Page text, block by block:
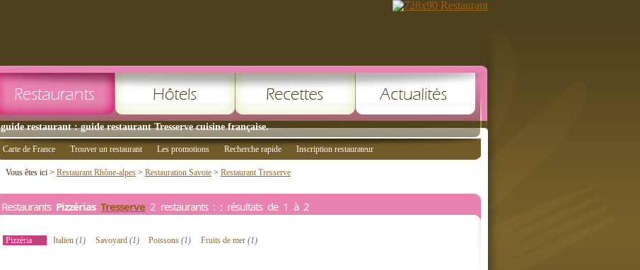
guide restaurant : guide restaurant Tresserve cuisine française.
Carte de France Trouver un restaurant Les promotions Recherche rapide Inscription restaurateur
Vous êtes ici > Restaurant Rhône-alpes > Restauration Savoie > Restaurant Tresserve
Restaurants Pizzérias Tresserve2 restaurants : : résultats de 1 à 2
Pizzéria (2) Italien(1) Savoyard (1) Poissons(1) Fruits de mer (1)